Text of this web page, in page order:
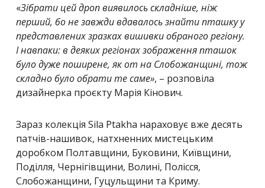
«Зібрати цей дроп виявилось складніше, ніж
перший, бо не завжди вдавалось знайти пташку у
представлених зразках вишивки обраного регіону.
І навпаки: в деяких регіонах зображення пташок
було дуже поширене, як от на Слобожанщині, тож
складно було обрати те саме», – розповіла
дизайнерка проєкту Марія Кінович.
Зараз колекція Sila Ptakha нараховує вже десять
патчів-нашивок, натхненних мистецьким
доробком Полтавщини, Буковини, Київщини,
Поділля, Чернігівщини, Волині, Полісся,
Слобожанщини, Гуцульщини та Криму.